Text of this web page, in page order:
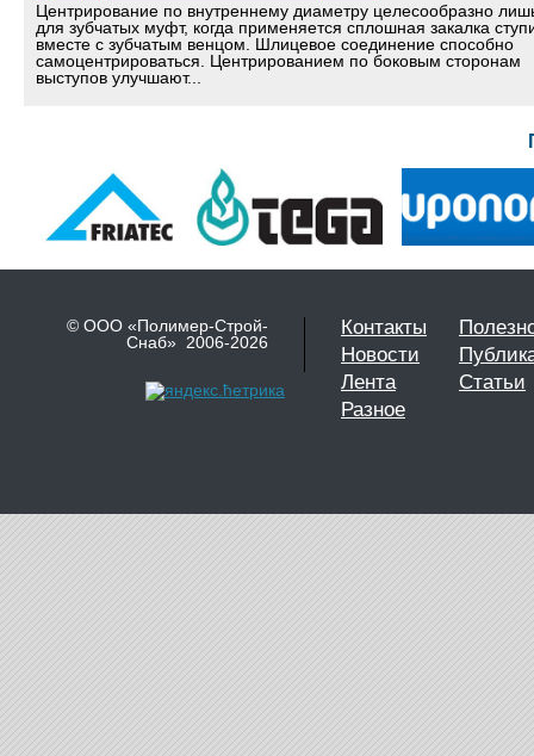
Центрирование по внутреннему диаметру целесообразно
для зубчатых муфт, когда применяется сплошная закалка
вместе с зубчатым венцом. Шлицевое соединение способно
самоцентрироваться. Центрированием по боковым сторонам
выступов улучшают...
© ООО «Полимер-Строй-
Снаб» 2006-2026
Контакты
Новости
Лента
Статьи
Разное